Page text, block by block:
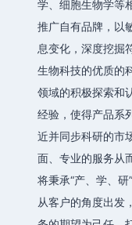
学、细胞生物学等
推广自有品牌，以
息变化，深度挖掘
生物科技的优质的
领域的积极探索和
经验，使得产品系
近并同步科研的市
面、专业的服务从
将秉承“产、学、
从客户的角度出发